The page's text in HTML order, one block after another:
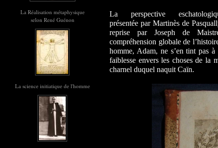
La Réalisation métaphysique
selon René Guénon
La science initiatique de l'homme
La perspective
présentée par Martinès de
reprise par Joseph de
compréhension globale de
homme, Adam, ne s’en tint pas
faiblesse envers les choses de la
charnel duquel naquit Caïn.